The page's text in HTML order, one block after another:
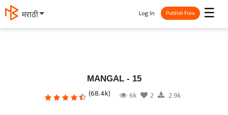
தமிழ் ☰
Log In Publish Free
MANGAL - 15
(68.4k) 6k 2 2.9k